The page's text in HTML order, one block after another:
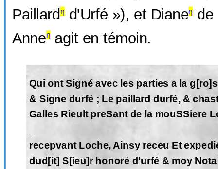
Paillardηd'Urfé »), et Dianeηde
Anneηagit en témoin.
Qui ont Signé avec les parties a la
& Signe durfé ; Le paillard durfé, &
Galles Rieult preSant de la mouSSiere
recepvant Loche, Ainsy receu Et
dud[it] S[ieu]r honoré d'urfé & moy